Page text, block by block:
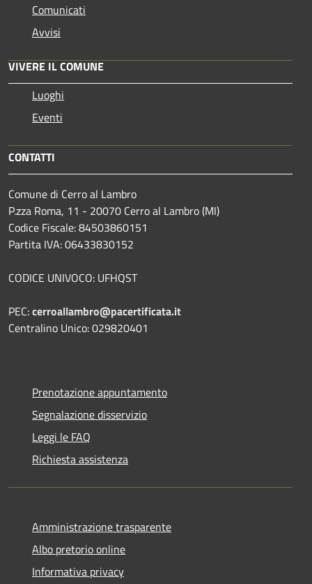
Comunicati
Avvisi
VIVERE IL COMUNE
Luoghi
Eventi
CONTATTI
Comune di Cerro al Lambro
P.zza Roma, 11 - 20070 Cerro al Lambro (MI)
Codice Fiscale: 84503860151
Partita IVA: 06433830152
CODICE UNIVOCO: UFHQST
PEC:cerroallambro@pacertificata.it
Centralino Unico: 029820401
Prenotazione appuntamento
Segnalazione disservizio
Leggi le FAQ
Richiesta assistenza
Amministrazione trasparente
Albo pretorio online
Informativa privacy